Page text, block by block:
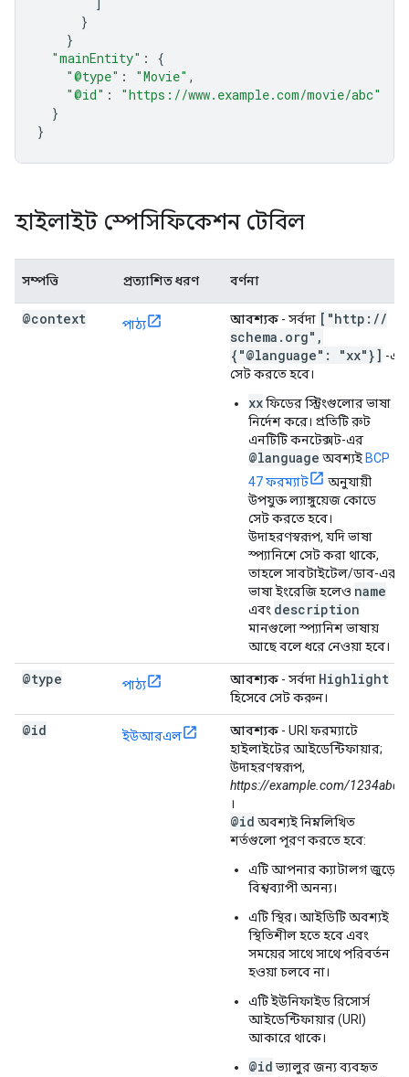
}
}
"mainEntity" :
{
"@type" : "Movie" ,
"@id" :
"https://www.example.com/movie/abc"
}
}
হাইলাইট স্পেসিফিকেশন টেবিল
সম্পত্তি প্রত্যাশিত ধরণ বর্ণনা
@context পাঠ্য আবশ্যক - সর্বদা ["http: //
schema . org" ,
{"@language": "xx"}] -এ
সেট করতে হবে।
xxফিডের স্ট্রিংগুলোর ভাষা
নির্দেশ করে। প্রতিটি রুট
এনটিটি কনটেক্সট-এর
@language অবশ্যই BCP
47 ফরম্যাট
অনুযায়ী
উপযুক্ত ল্যাঙ্গুয়েজ কোডে
সেট করতে হবে।
উদাহরণস্বরূপ, যদি ভাষা
স্প্যানিশে সেট করা থাকে,
তাহলে সাবটাইটেল/ডাব-এর
ভাষা ইংরেজি হলেও name
এবং description
মানগুলো স্প্যানিশ ভাষায়
আছে বলে ধরে নেওয়া হবে।
@type পাঠ্য আবশ্যক - সর্বদা Highlight
হিসেবে সেট করুন।
@id ইউআরএল আবশ্যক - URI ফরম্যাটে
হাইলাইটের আইডেন্টিফায়ার;
উদাহরণস্বরূপ,
https://example.com/1234abc
।
@id অবশ্যই নিম্নলিখিত
শর্তগুলো পূরণ করতে হবে:
এটি আপনার ক্যাটালগ জুড়ে
বিশ্বব্যাপী অনন্য।
এটি স্থির। আইডিটি অবশ্যই
স্থিতিশীল হতে হবে এবং
সময়ের সাথে সাথে পরিবর্তন
হওয়া চলবে না।
এটি ইউনিফাইড রিসোর্স
আইডেন্টিফায়ার (URI)
আকারে থাকে।
@id ভ্যালুর জন্য ব্যবহৃত